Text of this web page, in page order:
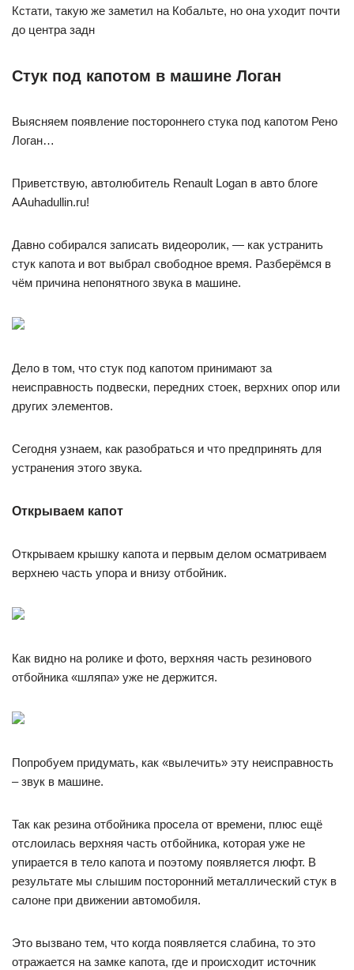
Кстати, такую же заметил на Кобальте, но она уходит почти
до центра задн
Стук под капотом в машине Логан
Выясняем появление постороннего стука под капотом Рено
Логан…
Приветствую, автолюбитель Renault Logan в авто блоге
AAuhadullin.ru!
Давно собирался записать видеоролик, — как устранить
стук капота и вот выбрал свободное время. Разберёмся в
чём причина непонятного звука в машине.
Дело в том, что стук под капотом принимают за
неисправность подвески, передних стоек, верхних опор или
других элементов.
Сегодня узнаем, как разобраться и что предпринять для
устранения этого звука.
Открываем капот
Открываем крышку капота и первым делом осматриваем
верхнею часть упора и внизу отбойник.
Как видно на ролике и фото, верхняя часть резинового
отбойника «шляпа» уже не держится.
Попробуем придумать, как «вылечить» эту неисправность
– звук в машине.
Так как резина отбойника просела от времени, плюс ещё
отслоилась верхняя часть отбойника, которая уже не
упирается в тело капота и поэтому появляется люфт. В
результате мы слышим посторонний металлический стук в
салоне при движении автомобиля.
Это вызвано тем, что когда появляется слабина, то это
отражается на замке капота, где и происходит источник